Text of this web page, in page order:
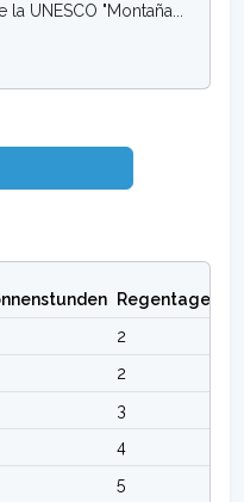
UNESCO "Montaña...
Regentage
2
2
3
4
5